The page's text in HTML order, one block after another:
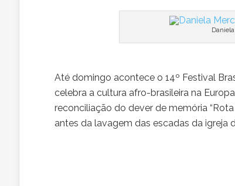
Até domingo acontece o 14º Festival
celebra a cultura afro-brasileira na
reconciliação do dever de memória
antes da lavagem das escadas da igreja